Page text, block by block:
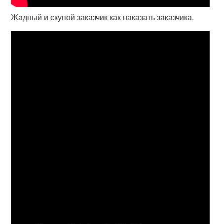
Жадный и скупой заказчик как наказать заказчика.